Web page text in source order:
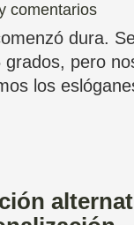
comentarios
dura.
pero
los